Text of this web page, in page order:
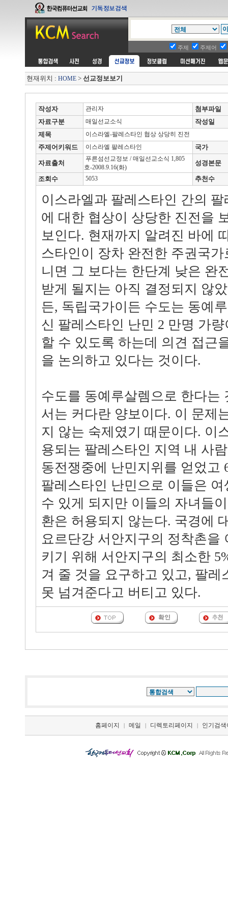
주제 주제어
현재위치 : HOME > 선교정보보기
작성자 관리자
첨부파일
자료구분
매일선교소식
작성일
제목
이스라엘-팔레스타인 협상 상당히 진전
주제어키워드 이스라엘 팔레스타인 국가
자료출처
푸른섬선교정보 / 매일선교소식 1,805
호-2008.9.16(화)
성경본문
조회수 5053 추천수
이스라엘과 팔레스타인 간의
에 대한 협상이 상당한 진전을
보인다. 현재까지 알려진 바에
스타인이 장차 완전한 주권국
니면 그 보다는 한단계 낮은 완
받게 될지는 아직 결정되지 않
든, 독립국가이든 수도는 동예
신 팔레스타인 난민 2 만명 가
할 수 있도록 하는데 의견 접근
을 논의하고 있다는 것이다.
수도를 동예루살렘으로 한다는
서는 커다란 양보이다. 이 문제
지 않는 숙제였기 때문이다. 이
용되는 팔레스타인 지역 내 사
동전쟁중에 난민지위를 얻었고
팔레스타인 난민으로 이들은
수 있게 되지만 이들의 자녀들
환은 허용되지 않는다. 국경에
요르단강 서안지구의 정착촌을
키기 위해 서안지구의 최소한
겨 줄 것을 요구하고 있고, 팔레
못 넘겨준다고 버티고 있다.
홈페이지 | 메일 | 디렉토리페이지 | 인기검색